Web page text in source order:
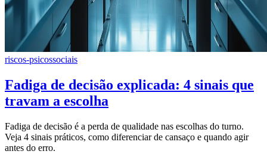
riscos-psicossociais
Fadiga de decisão explicada: 4 sinais que
travam a escolha
Fadiga de decisão é a perda de qualidade nas escolhas do turno.
Veja 4 sinais práticos, como diferenciar de cansaço e quando agir
antes do erro.